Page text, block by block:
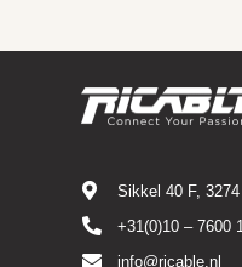
Sikkel 40 F,
+31(0)10 – 7600
info@ricable.nl